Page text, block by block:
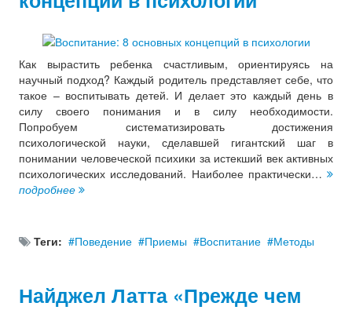
Как вырастить ребенка счастливым, ориентируясь на
научный подход? Каждый родитель представляет себе, что
такое – воспитывать детей. И делает это каждый день в
силу своего понимания и в силу необходимости.
Попробуем систематизировать достижения
психологической науки, сделавшей гигантский шаг в
понимании человеческой психики за истекший век активных
психологических исследований. Наиболее практически…
подробнее
Теги: Поведение Приемы Воспитание Методы
Найджел Латта «Прежде чем